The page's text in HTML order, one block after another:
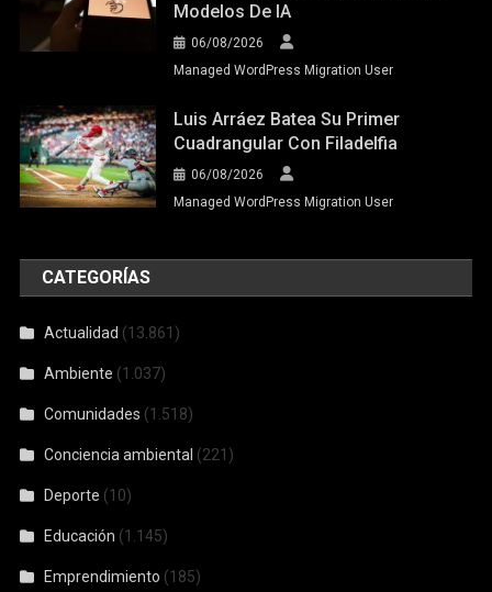
Modelos De IA
06/08/2026
Managed WordPress Migration User
Luis Arráez Batea Su Primer
Cuadrangular Con Filadelfia
06/08/2026
Managed WordPress Migration User
CATEGORÍAS
Actualidad (13.861)
Ambiente (1.037)
Comunidades (1.518)
Conciencia ambiental (221)
Deporte (10)
Educación (1.145)
Emprendimiento (185)